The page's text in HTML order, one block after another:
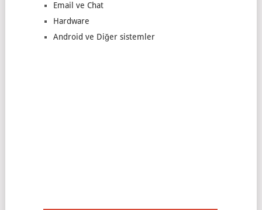
Email ve Chat
Hardware
Android ve Diğer sistemler